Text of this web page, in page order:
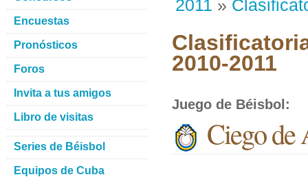
2011 »
2010-2011
Juego de Béisbol :
Ciego de
Encuestas
Pronósticos
Foros
Invita a tus amigos
Libro de visitas
Series de Béisbol
Equipos de Cuba